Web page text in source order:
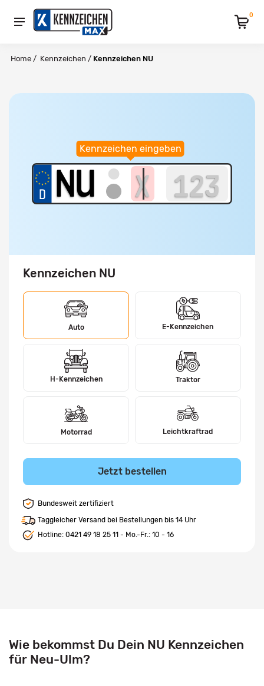
0
Home / Kennzeichen / Kennzeichen NU
Kennzeichen eingeben
Kennzeichen NU
Auto E-Kennzeichen
H-Kennzeichen Traktor
Motorrad Leichtkraftrad
Jetzt bestellen
Bundesweit zertifiziert
Taggleicher Versand bei Bestellungen bis 14 Uhr
Hotline: 0421 49 18 25 11 - Mo.-Fr.: 10 - 16
Wie bekommst Du Dein NU Kennzeichen
für Neu-Ulm?